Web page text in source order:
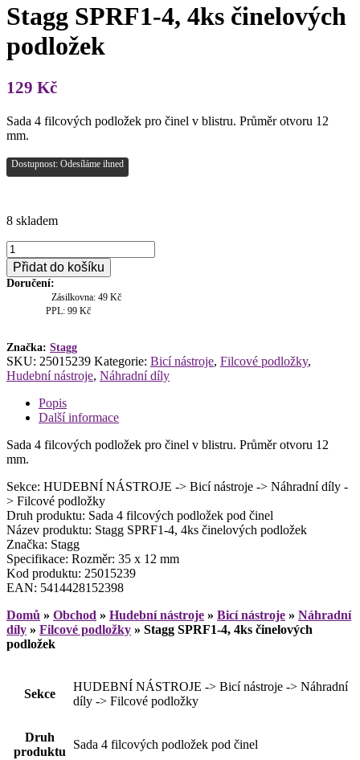
Stagg SPRF1-4, 4ks činelových
podložek
129 Kč
Sada 4 filcových podložek pro činel v blistru. Průměr otvoru 12
mm.
Dostupnost: Odesíláme ihned
8 skladem
Stagg
SPRF1-
4,
4ks
činelových
Přidat do košíku
Doručení:
Zásilkovna: 49 Kč
PPL: 99 Kč
Značka: Stagg
SKU: 25015239 Kategorie: Bicí nástroje, Filcové podložky,
Hudební nástroje, Náhradní díly
Popis
Další informace
Sada 4 filcových podložek pro činel v blistru. Průměr otvoru 12
mm.
Sekce: HUDEBNÍ NÁSTROJE -> Bicí nástroje -> Náhradní díly -
> Filcové podložky
Druh produktu: Sada 4 filcových podložek pod činel
Název produktu: Stagg SPRF1-4, 4ks činelových podložek
Značka: Stagg
Specifikace: Rozměr: 35 x 12 mm
Kod produktu: 25015239
EAN: 5414428152398
Domů » Obchod » Hudební nástroje » Bicí nástroje » Náhradní
díly » Filcové podložky » Stagg SPRF1-4, 4ks činelových
podložek
Sekce
HUDEBNÍ NÁSTROJE -> Bicí nástroje -> Náhradní
díly -> Filcové podložky
Druh
produktu
Sada 4 filcových podložek pod činel